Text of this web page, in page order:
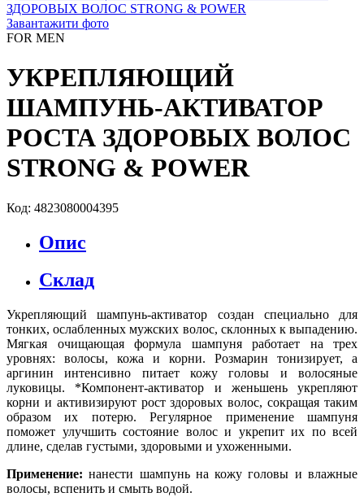
Завантажити фото
FOR MEN
УКРЕПЛЯЮЩИЙ
ШАМПУНЬ-АКТИВАТОР
РОСТА ЗДОРОВЫХ ВОЛОС
STRONG & POWER
Код: 4823080004395
Опис
Склад
Укрепляющий шампунь-активатор создан специально для
тонких, ослабленных мужских волос, склонных к выпадению.
Мягкая очищающая формула шампуня работает на трех
уровнях: волосы, кожа и корни. Розмарин тонизирует, а
аргинин интенсивно питает кожу головы и волосяные
луковицы. *Компонент-активатор и женьшень укрепляют
корни и активизируют рост здоровых волос, сокращая таким
образом их потерю. Регулярное применение шампуня
поможет улучшить состояние волос и укрепит их по всей
длине, сделав густыми, здоровыми и ухоженными.
Применение:нанести шампунь на кожу головы и влажные
волосы, вспенить и смыть водой.